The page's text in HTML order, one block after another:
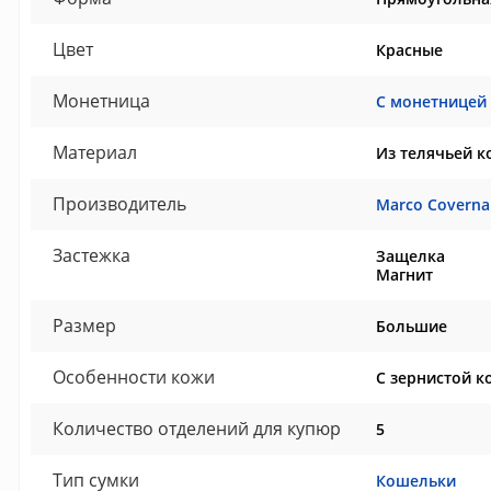
Цвет Красные
Монетница С монетницей
Материал Из телячьей
Производитель Marco Coverna
Застежка
Защелка
Магнит
Размер Большие
Особенности кожи С зернистой
Количество отделений для купюр 5
Тип сумки Кошельки